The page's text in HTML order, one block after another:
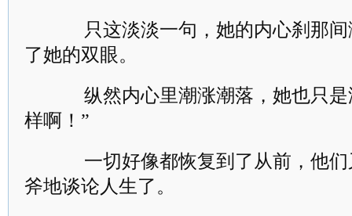
只这淡淡一句，她的内心刹那间
了她的双眼。
纵然内心里潮涨潮落，她也只是
样啊！”
一切好像都恢复到了从前，他们
斧地谈论人生了。